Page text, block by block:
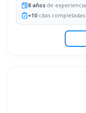
8 años de experiencia
+10 citas completadas